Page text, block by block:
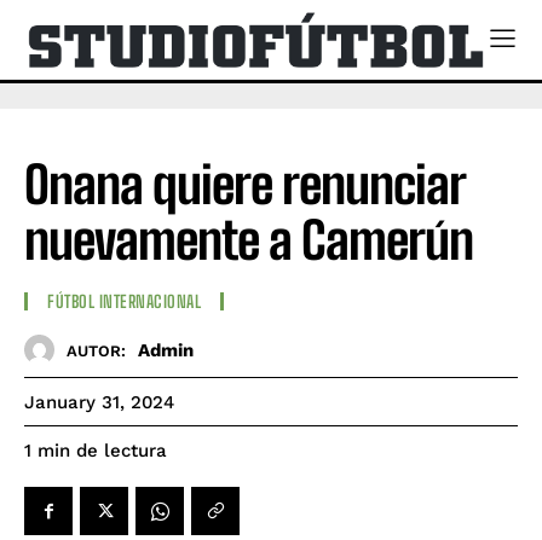
Onana quiere renunciar
nuevamente a Camerún
FÚTBOL INTERNACIONAL
AUTOR: Admin
January 31, 2024
1 min de lectura